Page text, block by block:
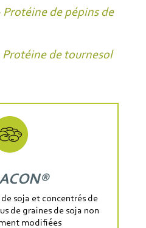
Protéine de pépins de
Protéine de tournesol
soja et concentrés de
de graines de soja non
modifiées